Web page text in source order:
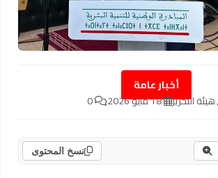
أخبار عامة
هيئة التحرير 18 مايو 2026 0
نسخ المحتوى